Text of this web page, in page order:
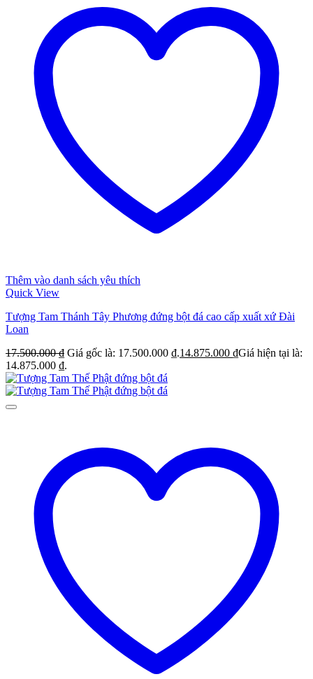
Thêm vào danh sách yêu thích
Quick View
Tượng Tam Thánh Tây Phương đứng bột đá cao cấp xuất xứ Đài
Loan
17.500.000₫ Giá gốc là: 17.500.000 ₫.14.875.000 ₫Giá hiện tại là:
14.875.000 ₫.